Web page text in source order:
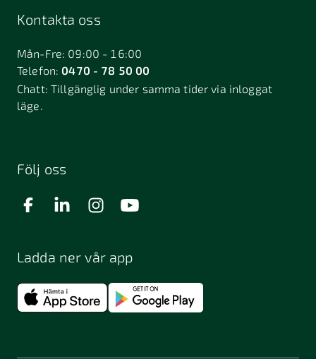
Kontakta oss
Mån-Fre: 09:00 - 16:00
Telefon:0470 - 78 50 00
Chatt:Tillgänglig under samma tider via inloggat
läge.
Följ oss
Ladda ner vår app